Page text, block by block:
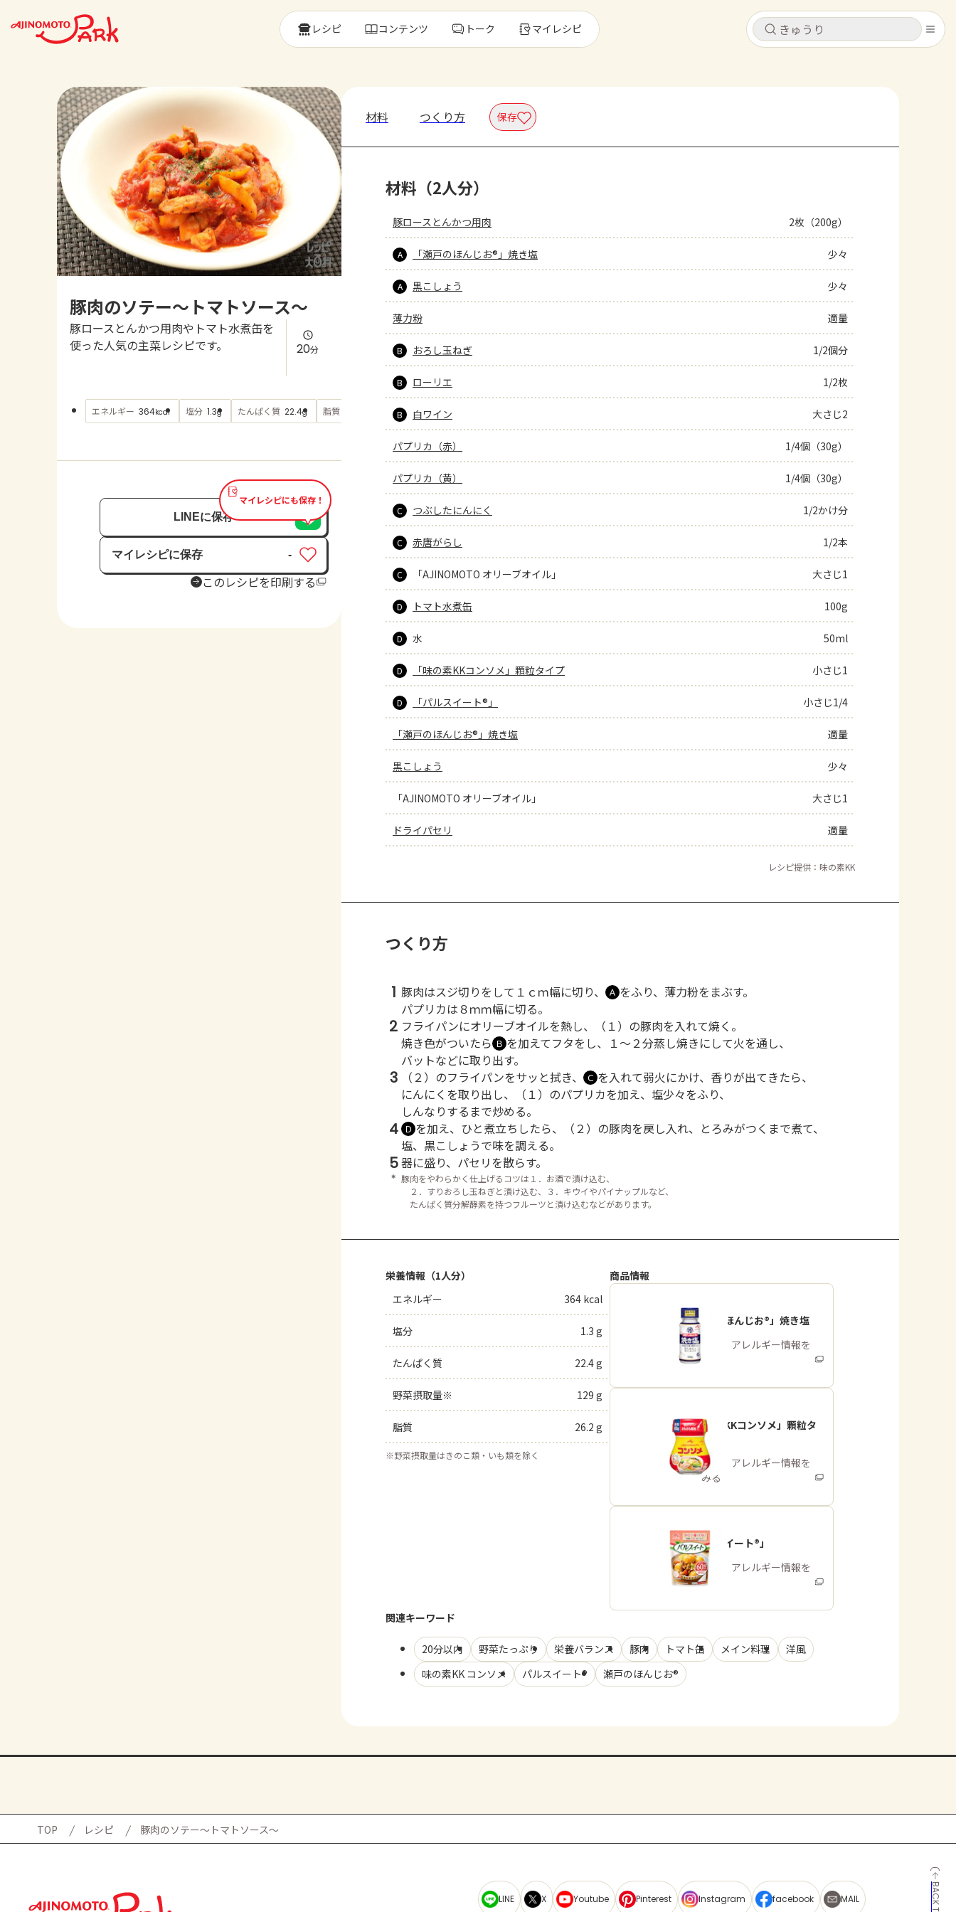
キャンセル
コンテンツ
レシピ
トーク
よくあるお問い合わせ
AJINOMOTO PARK とは
キャンセル
レシピ コンテンツ トーク マイレシピ
豚肉のソテー～トマトソース～
豚ロースとんかつ用肉やトマト水煮缶を
使った人気の主菜レシピです。
20分
エネルギー 364kcal 塩分 1.3g たんぱく質 22.4g 脂質 もっと見る
マイレシピにも保存！
LINEに保存
マイレシピに保存
保存済み
-
このレシピを印刷する
材料 つくり方 保存
材料（2人分）
豚ロースとんかつ用肉 2枚（200g）
A 「瀬戸のほんじお®」焼き塩 少々
A 黒こしょう 少々
薄力粉 適量
B おろし玉ねぎ 1/2個分
B ローリエ 1/2枚
B 白ワイン 大さじ2
パプリカ（赤） 1/4個（30g）
パプリカ（黄） 1/4個（30g）
C つぶしたにんにく 1/2かけ分
C 赤唐がらし 1/2本
C 「AJINOMOTO オリーブオイル」 大さじ1
D トマト水煮缶 100g
D 水 50ml
D 「味の素KKコンソメ」顆粒タイプ 小さじ1
D 「パルスイート®」 小さじ1/4
「瀬戸のほんじお®」焼き塩 適量
黒こしょう 少々
「AJINOMOTO オリーブオイル」 大さじ1
ドライパセリ 適量
レシピ提供：味の素KK
つくり方
1 豚肉はスジ切りをして１ｃｍ幅に切り、 Ａ をふり、薄力粉をまぶす。
パプリカは８ｍｍ幅に切る。
2 フライパンにオリーブオイルを熱し、（１）の豚肉を入れて焼く。
焼き色がついたら Ｂ を加えてフタをし、１～２分蒸し焼きにして火を通し、
バットなどに取り出す。
3 （２）のフライパンをサッと拭き、 Ｃ を入れて弱火にかけ、香りが出てきたら、
にんにくを取り出し、（１）のパプリカを加え、塩少々をふり、
しんなりするまで炒める。
4 Ｄ を加え、ひと煮立ちしたら、（２）の豚肉を戻し入れ、とろみがつくまで煮て、
塩、黒こしょうで味を調える。
5器に盛り、パセリを散らす。
＊ 豚肉をやわらかく仕上げるコツは１．お酒で漬け込む、
２．すりおろし玉ねぎと漬け込む、３．キウイやパイナップルなど、
たんぱく質分解酵素を持つフルーツと漬け込むなどがあります。
栄養情報（1人分）
エネルギー
364 kcal
塩分 1.3 g
たんぱく質 22.4 g
野菜摂取量※ 129 g
脂質 26.2 g
※野菜摂取量はきのこ類・いも類を除く
商品情報
「瀬戸のほんじお®」焼き塩
商品・アレルギー情報を
「味の素KKコンソメ」顆粒タ
イプ
商品・アレルギー情報を
みる
「パルスイート®」
商品・アレルギー情報を
みる
関連キーワード
20分以内 野菜たっぷり 栄養バランス 豚肉 トマト缶 メイン料理
洋風
味の素KK コンソメ
パルスイート® 瀬戸のほんじお®
TOP レシピ 豚肉のソテー～トマトソース～
LINE X Youtube Pinterest Instagram facebook MAIL